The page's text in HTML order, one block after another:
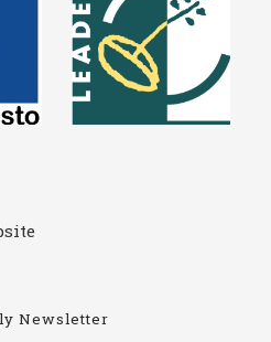
Newsletter